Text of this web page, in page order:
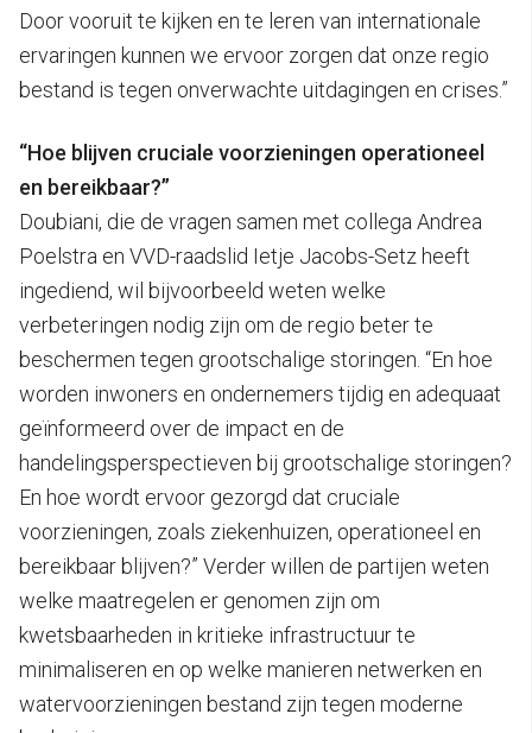
Door vooruit te kijken en te leren van internationale
ervaringen kunnen we ervoor zorgen dat onze regio
bestand is tegen onverwachte uitdagingen en crises.”
“Hoe blijven cruciale voorzieningen operationeel
en bereikbaar?”
Doubiani, die de vragen samen met collega Andrea
Poelstra en VVD-raadslid Ietje Jacobs-Setz heeft
ingediend, wil bijvoorbeeld weten welke
verbeteringen nodig zijn om de regio beter te
beschermen tegen grootschalige storingen. “En hoe
worden inwoners en ondernemers tijdig en adequaat
geïnformeerd over de impact en de
handelingsperspectieven bij grootschalige storingen?
En hoe wordt ervoor gezorgd dat cruciale
voorzieningen, zoals ziekenhuizen, operationeel en
bereikbaar blijven?” Verder willen de partijen weten
welke maatregelen er genomen zijn om
kwetsbaarheden in kritieke infrastructuur te
minimaliseren en op welke manieren netwerken en
watervoorzieningen bestand zijn tegen moderne